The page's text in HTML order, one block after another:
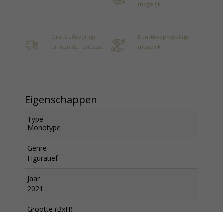
mogelijk
Gratis aflevering
binnen de randstad
Kunstkoopregeling
mogelijk
Eigenschappen
Type
Monotype
Genre
Figuratief
Jaar
2021
Grootte (BxH)